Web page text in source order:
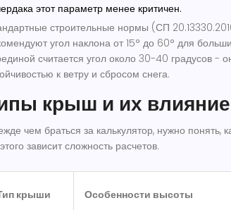
этот параметр менее критичен.
строительные нормы (СП
угол наклона от 15° до 60° для
считается угол около 30-40 градусов -
к ветру и сбросом снега.
крыш и их
чем браться за калькулятор, нужно понять,
зависит сложность расчетов.
крыши Особенности высоты